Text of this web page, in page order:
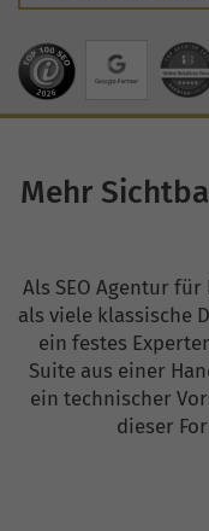
Mehr
Als SEO Agentur
als viele klassische
ein festes
Suite aus einer
ein technischer
dieser